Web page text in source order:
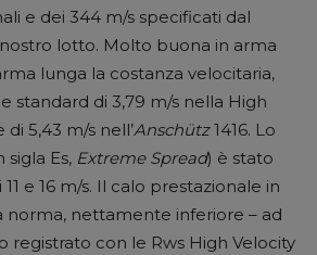
e dei 344 m/s specificati dal
lotto. Molto buona in arma
lunga la costanza velocitaria,
standard di 3,79 m/s nella High
5,43 m/s nell’Anschütz1416. Lo
sigla Es, Extreme Spread) è stato
e 16 m/s. Il calo prestazionale in
norma, nettamente inferiore – ad
registrato con le Rws High Velocity